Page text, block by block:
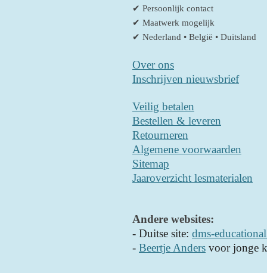
✔ Persoonlijk contact
✔ Maatwerk mogelijk
✔ Nederland • België • Duitsland
Over ons
Inschrijven nieuwsbrief
Veilig betalen
Bestellen & leveren
Retourneren
Algemene voorwaarden
Sitemap
Jaaroverzicht lesmaterialen
Andere websites:
- Duitse site: dms-
- Beertje Anders voor jonge